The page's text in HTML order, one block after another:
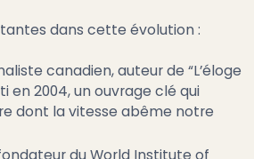
dans cette évolution :
canadien, auteur de “L’éloge
en 2004, un ouvrage clé qui
dont la vitesse abême notre